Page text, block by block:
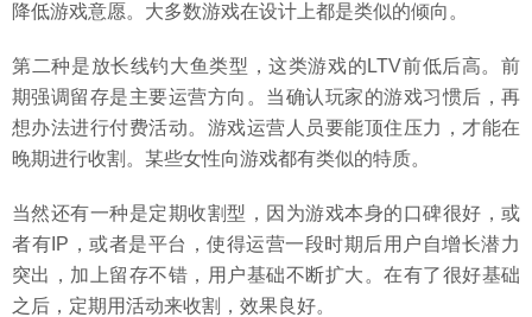
降低游戏意愿。大多数游戏在设计上都是类似的倾向。
第二种是放长线钓大鱼类型，这类游戏的LTV前低后高。前
期强调留存是主要运营方向。当确认玩家的游戏习惯后，再
想办法进行付费活动。游戏运营人员要能顶住压力，才能在
晚期进行收割。某些女性向游戏都有类似的特质。
当然还有一种是定期收割型，因为游戏本身的口碑很好，或
者有IP，或者是平台，使得运营一段时期后用户自增长潜力
突出，加上留存不错，用户基础不断扩大。在有了很好基础
之后，定期用活动来收割，效果良好。